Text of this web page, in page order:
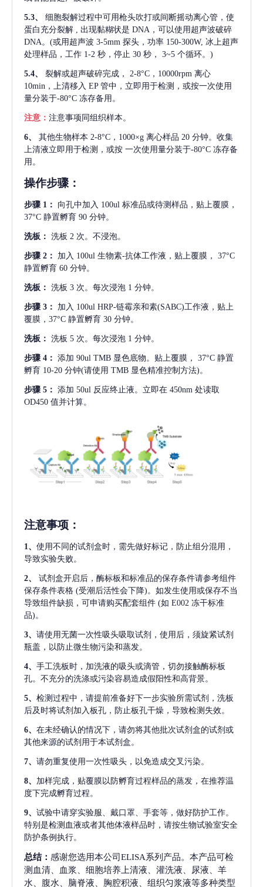
5.3、
细胞裂解过程中可用枪头吹打或间断摇动离心管，使
蛋白充分裂解
, 出现黏糊状是 DNA，可以使用超声波破碎
DNA。(或用超声波 3-5mm 探头，功率 150-300W, 冰上超声
处理样品，工作 1-2 秒，停止 30 秒， 3~5 个循环。)
5.4、 裂解或超声破碎完成，
2-8°C，10000rpm 离心
10min，上清移入 EP 管中，立即用于检测，或按一次使用
量分装于-80°C 冻存备用。
注意： 注意事项同组织样本。
6、 其他生物样本 2-8°C，1000×g 离心样品 20 分钟。收集
上清液立即用于检测，或按 一次使用量分装于-80°C 冻存备
用。
操作步骤：
步骤 1： 向孔中加入 100ul 标准品或待测样品，贴上覆膜，
37°C 静置孵育 90 分钟。
洗板： 洗板 2 次。不浸泡。
步骤 2： 加入 100ul 生物素-抗体工作液，贴上覆膜， 37°C
静置孵育 60 分钟。
洗板： 洗板 3 次。每次浸泡 1 分钟。
步骤 3： 加入 100ul HRP-链霉亲和素(SABC)工作液，贴上
覆膜，37°C 静置孵育 30 分钟。
洗板： 洗板 5 次。每次浸泡 1 分钟。
步骤 4： 添加 90ul TMB 显色底物。贴上覆膜， 37°C 静置
孵育 10-20 分钟(请使用 TMB 显色精准控制方法)。
步骤 5： 添加 50ul 反应终止液。立即在 450nm 处读取
OD450 值并计算。
注意事项 ：
1、 使用不同的试剂盒时，需先做好标记，防止组分混用，
导致实验失败。
2、
试剂盒开启后，酶标板和标准品的保存条件请参考组件
保存条件表格 (受潮后活性会下降)。如发生使用或保存不当
导致组件缺损，可申请购买配套组件 (如 E002 冻干标准
品)。
3、 请使用无菌一次性吸头吸取试剂，使用后，须旋紧试剂
瓶盖，以防止微生物污染和蒸发。
4、 手工洗板时，加洗液的吸头或滴管，切勿接触酶标板
孔。不充分的洗涤或污染容易造成假阳性和高背景。
5、 检测过程中，请提前准备好下一步实验所需试剂，洗板
后及时将试剂加入板孔，防止板孔干燥，导致检测失效。
6、 在未经确认的情况下，请勿将其他批次试剂盒的试剂或
其他来源的试剂用于本试剂盒。
7、 请勿重复使用一次性吸头，以免造成交叉污染。
8、 加样完成，贴覆膜以防孵育过程样品的蒸发，在推荐温
度下完成孵育过程。
9、 试验中请穿实验服、戴口罩、手套等，做好防护工作。
特别是检测血液或者其他体液样品时，请按生物试验室安全
防护条例执行。
总结： 感谢您选用本公司ELISA系列产品。本产品可检
测血清、血浆、细胞培养上清液、灌洗液、尿液、羊
水、腹水、脑脊液、胸腔积液、组织匀浆液等多种类型